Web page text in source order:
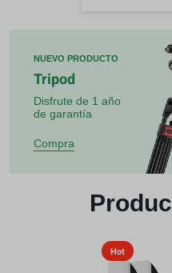
NUEVO PRODUCTO
Tripod
Disfrute de 1 año
de garantía
Compra
Hot